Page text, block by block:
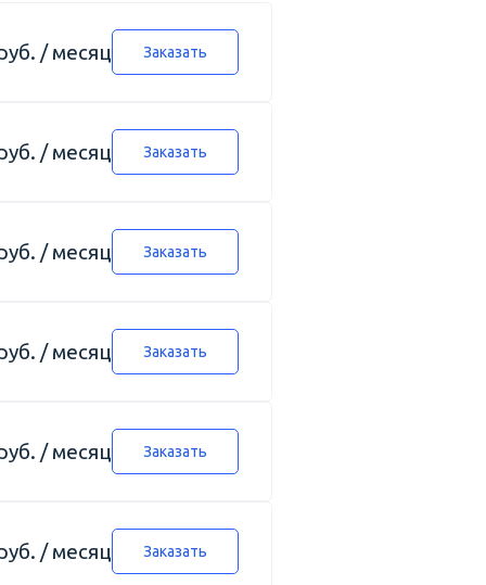
/ месяц Заказать
/ месяц Заказать
/ месяц Заказать
/ месяц Заказать
/ месяц Заказать
/ месяц Заказать